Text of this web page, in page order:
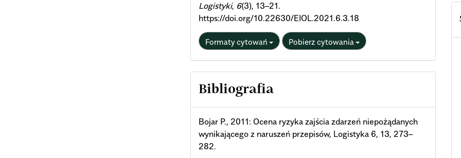
Logistyki, 6(3), 13–21.
https://doi.org/10.22630/EIOL.2021.6.3.18
Formaty cytowań Pobierz cytowania
Bibliografia
Bojar P., 2011: Ocena ryzyka zajścia zdarzeń niepożądanych
wynikającego z naruszeń przepisów, Logistyka 6, 13, 273–
282.